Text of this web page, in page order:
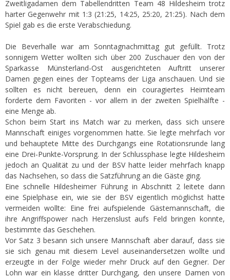
Zweitligadamen dem Tabellendritten Team 48 Hildesheim trotz
harter Gegenwehr mit 1:3 (21:25, 14:25, 25:20, 21:25). Nach dem
Spiel gab es die erste Verabschiedung.
Die Beverhalle war am Sonntagnachmittag gut gefüllt. Trotz
sonnigem Wetter wollten sich über 200 Zuschauer den von der
Sparkasse Münsterland-Ost ausgerichteten Auftritt unserer
Damen gegen eines der Topteams der Liga anschauen. Und sie
sollten es nicht bereuen, denn ein couragiertes Heimteam
forderte dem Favoriten - vor allem in der zweiten Spielhälfte -
eine Menge ab.
Schon beim Start ins Match war zu merken, dass sich unsere
Mannschaft einiges vorgenommen hatte. Sie legte mehrfach vor
und behauptete Mitte des Durchgangs eine Rotationsrunde lang
eine Drei-Punkte-Vorsprung. In der Schlussphase legte Hildesheim
jedoch an Qualität zu und der BSV hatte leider mehrfach knapp
das Nachsehen, so dass die Satzführung an die Gäste ging.
Eine schnelle Hildesheimer Führung in Abschnitt 2 leitete dann
eine Spielphase ein, wie sie der BSV eigentlich möglichst hatte
vermeiden wollte: Eine frei aufspielende Gästemannschaft, die
ihre Angriffspower nach Herzenslust aufs Feld bringen konnte,
bestimmte das Geschehen.
Vor Satz 3 besann sich unsere Mannschaft aber darauf, dass sie
sie sich genau mit diesem Level auseinandersetzen wollte und
erzeugte in der Folge wieder mehr Druck auf den Gegner. Der
Lohn war ein klasse dritter Durchgang, den unsere Damen von